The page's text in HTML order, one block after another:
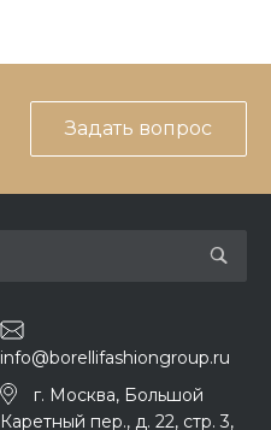
Задать вопрос
info@borellifashiongroup.ru
г. Москва, Большой
Каретный пер., д. 22, стр. 3,